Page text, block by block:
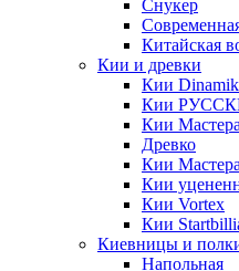
Снукер
Китайская
Кии и древки
Кии
Кии
Кии
Древко
Кии
Кии
Кии Vortex
Кии
Киевницы и
Напольная